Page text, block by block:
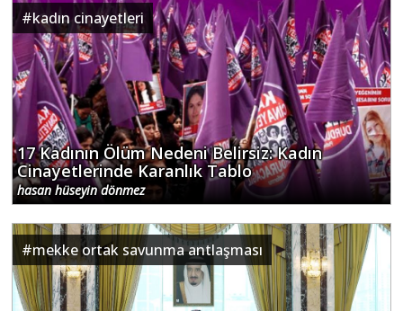
#kadın cinayetleri
17 Kadının Ölüm Nedeni Belirsiz: Kadın
Cinayetlerinde Karanlık Tablo
hasan hüseyin dönmez
#mekke ortak savunma antlaşması